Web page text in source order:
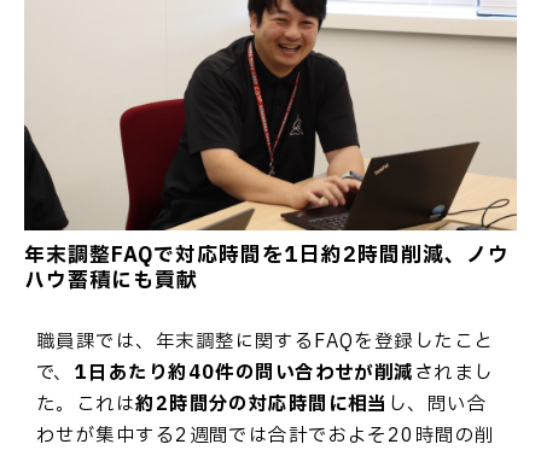
年末調整FAQで対応時間を1日約2時間削減、ノウ
ハウ蓄積にも貢献
職員課では、年末調整に関するFAQを登録したこと
で、 1日あたり約40件の問い合わせが削減されまし
た。これは約2時間分の対応時間に相当 し、問い合
わせが集中する2週間では合計でおよそ20時間の削